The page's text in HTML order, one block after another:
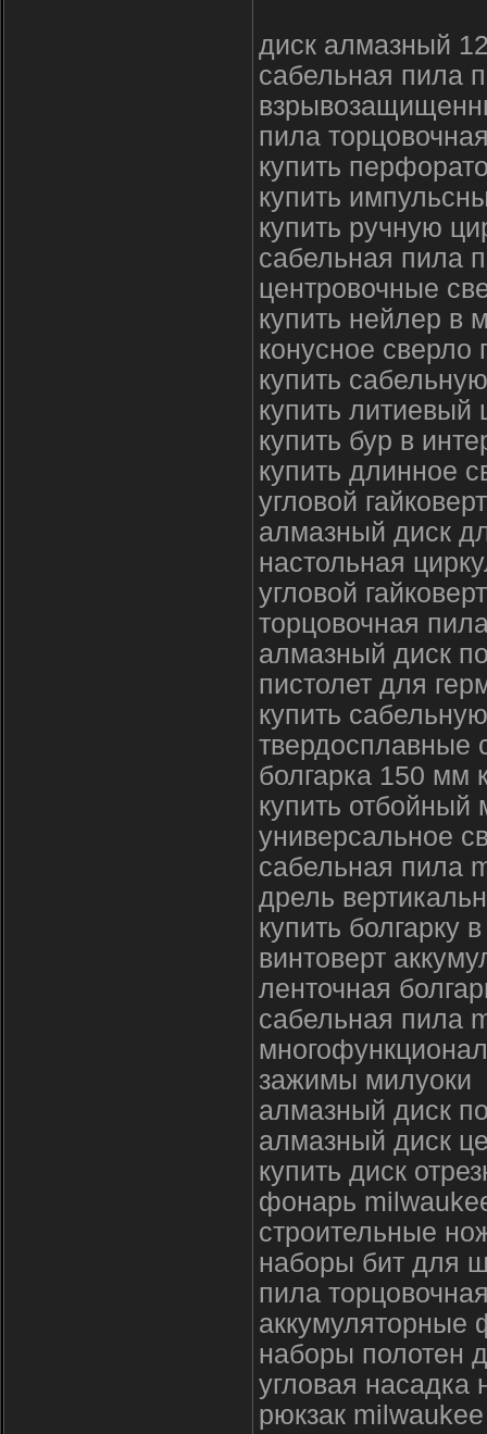
диск алмазный
сабельная пила
пила
купить
купить
купить ручную
сабельная пила
центровочные
купить нейлер в
конусное сверло
купить
купить литиевый
купить бур в
купить длинное
угловой
алмазный диск
настольная
угловой
торцовочная
алмазный диск
пистолет для
купить
твердосплавные
болгарка 150 мм
купить отбойный
универсальное
сабельная пила
дрель
купить болгарку
винтоверт
ленточная
сабельная пила
зажимы милуоки
алмазный диск
алмазный диск
купить диск
фонарь
строительные
наборы бит для
пила
аккумуляторные
наборы полотен
угловая насадка
рюкзак